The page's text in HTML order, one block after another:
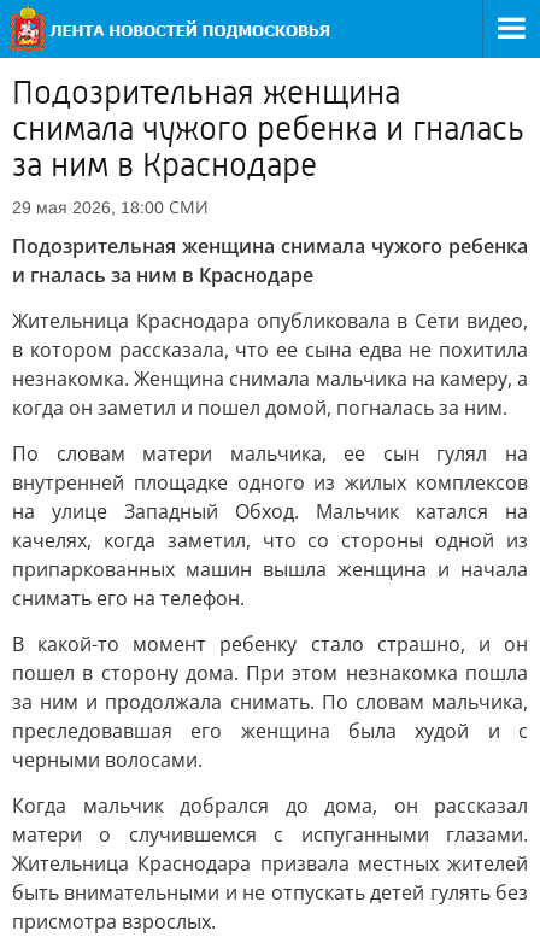
Подозрительная женщина
снимала чужого ребенка и гналась
за ним в Краснодаре
29 мая 2026, 18:00 СМИ
Подозрительная женщина снимала чужого ребенка
и гналась за ним в Краснодаре
Жительница Краснодара опубликовала в Сети видео,
в котором рассказала, что ее сына едва не похитила
незнакомка. Женщина снимала мальчика на камеру, а
когда он заметил и пошел домой, погналась за ним.
По словам матери мальчика, ее сын гулял на
внутренней площадке одного из жилых комплексов
на улице Западный Обход. Мальчик катался на
качелях, когда заметил, что со стороны одной из
припаркованных машин вышла женщина и начала
снимать его на телефон.
В какой-то момент ребенку стало страшно, и он
пошел в сторону дома. При этом незнакомка пошла
за ним и продолжала снимать. По словам мальчика,
преследовавшая его женщина была худой и с
черными волосами.
Когда мальчик добрался до дома, он рассказал
матери о случившемся с испуганными глазами.
Жительница Краснодара призвала местных жителей
быть внимательными и не отпускать детей гулять без
присмотра взрослых.